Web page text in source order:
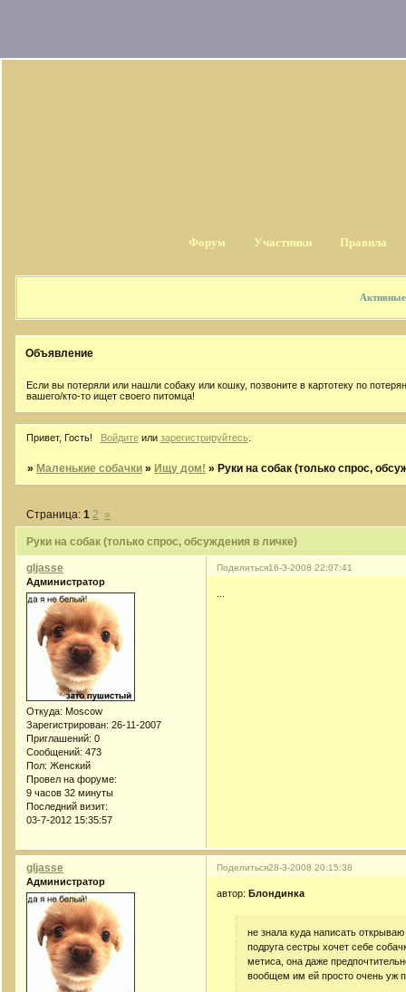
Форум Участники Правила
Объявление
Если вы потеряли или нашли собаку или кошку, позвоните в картотеку по
вашего/кто-то ищет своего питомца!
Привет, Гость! Войдитеили зарегистрируйтесь
» Маленькие собачки » Ищу дом! » Руки на собак (только спрос,
Руки на собак (только спрос, обсуждения в личке)
Страница:1 2 »
Поделиться16-3-2008 22:07:41
gljasse
Администратор
Откуда: Moscow
Зарегистрирован: 26-11-2007
Приглашений: 0
Сообщений: 473
Пол: Женский
Провел на форуме:
9 часов 32 минуты
Последний визит:
03-7-2012 15:35:57
Поделиться28-3-2008 20:15:38
gljasse
Администратор
автор: Блондинка
не знала куда написать
подруга сестры хочет себе
метиса, она даже
вообщем им ей просто очень уж